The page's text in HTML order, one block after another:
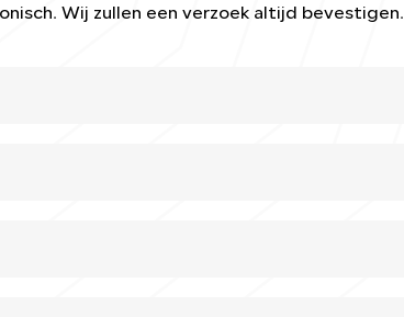
Wij zullen een verzoek altijd bevestigen.